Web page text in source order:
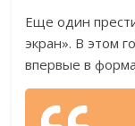
Еще один
экран». В этом
впервые в